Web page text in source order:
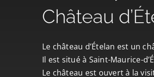
Le château d’Ételan est un
Il est situé à Saint-Maurice-
Le château est ouvert à la